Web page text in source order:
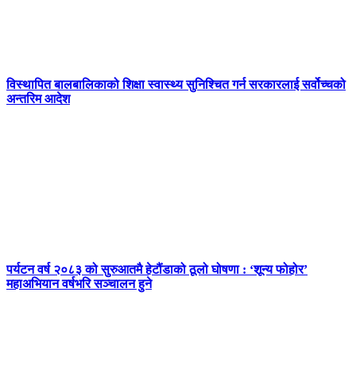
विस्थापित बालबालिकाको शिक्षा स्वास्थ्य सुनिश्चित गर्न सरकारलाई सर्वोच्चको
अन्तरिम आदेश
पर्यटन वर्ष २०८३ को सुरुआतमै हेटौंडाको ठूलो घोषणा : ‘शून्य फोहोर’
महाअभियान वर्षभरि सञ्चालन हुने